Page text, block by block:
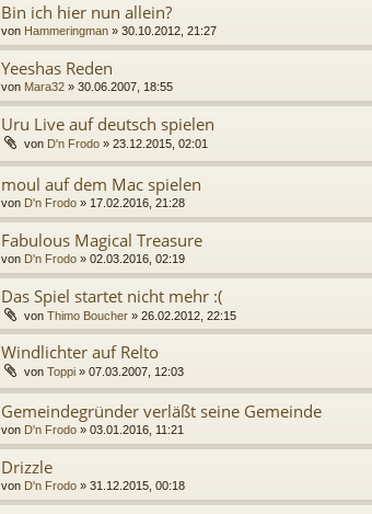
Bin ich hier nun allein?
von Hammeringman » 30.10.2012, 21:27
Yeeshas Reden
von Mara32 » 30.06.2007, 18:55
Uru Live auf deutsch spielen
von D'n Frodo » 23.12.2015, 02:01
moul auf dem Mac spielen
von D'n Frodo » 17.02.2016, 21:28
Fabulous Magical Treasure
von D'n Frodo » 02.03.2016, 02:19
Das Spiel startet nicht mehr :(
von Thimo Boucher » 26.02.2012, 22:15
Windlichter auf Relto
von Toppi » 07.03.2007, 12:03
Gemeindegründer verläßt seine Gemeinde
von D'n Frodo » 03.01.2016, 11:21
Drizzle
von D'n Frodo » 31.12.2015, 00:18